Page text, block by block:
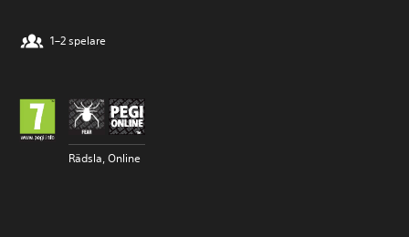
1–2 spelare
Rädsla, Online